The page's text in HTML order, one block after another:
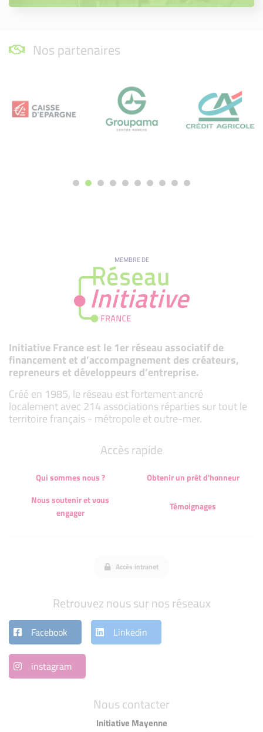
Nos partenaires
MEMBRE DE
Initiative France est le 1er réseau associatif de
financement et d’accompagnement des créateurs,
repreneurs et développeurs d’entreprise.
Créé en 1985, le réseau est fortement ancré
localement avec 214 associations réparties sur tout le
territoire français - métropole et outre-mer.
Nous contacter
Initiative Mayenne
Accès rapide
Qui sommes nous ?
Obtenir un prêt d'honneur
Nous soutenir et vous
engager
Témoignages
Accès intranet
Retrouvez nous sur nos réseaux
Facebook Linkedin
instagram